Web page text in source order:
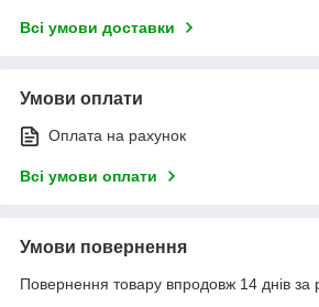
Всі умови доставки
Умови оплати
Оплата на рахунок
Всі умови оплати
Умови повернення
Повернення товару впродовж 14 днів за